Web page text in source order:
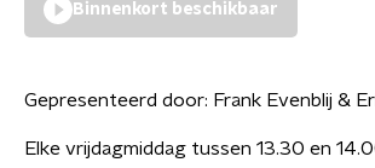
Binnenkort beschikbaar
Gepresenteerd door: Frank Evenblij &
Elke vrijdagmiddag tussen 13.30 en